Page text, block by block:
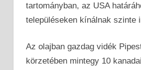
tartományban, az USA
településeken kínálnak szinte
Az olajban gazdag vidék
körzetében mintegy 10